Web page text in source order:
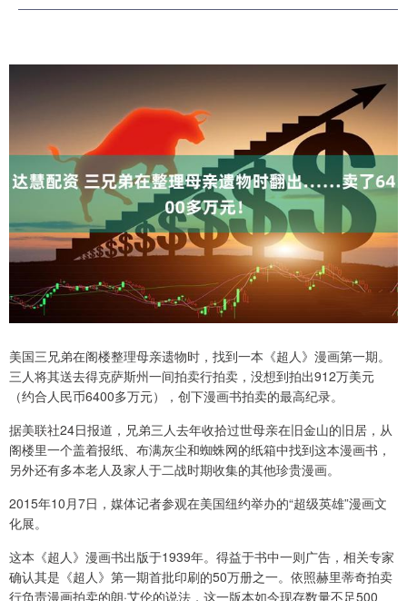
美国三兄弟在阁楼整理母亲遗物时，找到一本《超人》漫画第一期。
三人将其送去得克萨斯州一间拍卖行拍卖，没想到拍出912万美元
（约合人民币6400多万元），创下漫画书拍卖的最高纪录。
据美联社24日报道，兄弟三人去年收拾过世母亲在旧金山的旧居，从
阁楼里一个盖着报纸、布满灰尘和蜘蛛网的纸箱中找到这本漫画书，
另外还有多本老人及家人于二战时期收集的其他珍贵漫画。
2015年10月7日，媒体记者参观在美国纽约举办的“超级英雄”漫画文
化展。
这本《超人》漫画书出版于1939年。得益于书中一则广告，相关专家
确认其是《超人》第一期首批印刷的50万册之一。依照赫里蒂奇拍卖
行负责漫画拍卖的朗·艾伦的说法，这一版本如今现存数量不足500